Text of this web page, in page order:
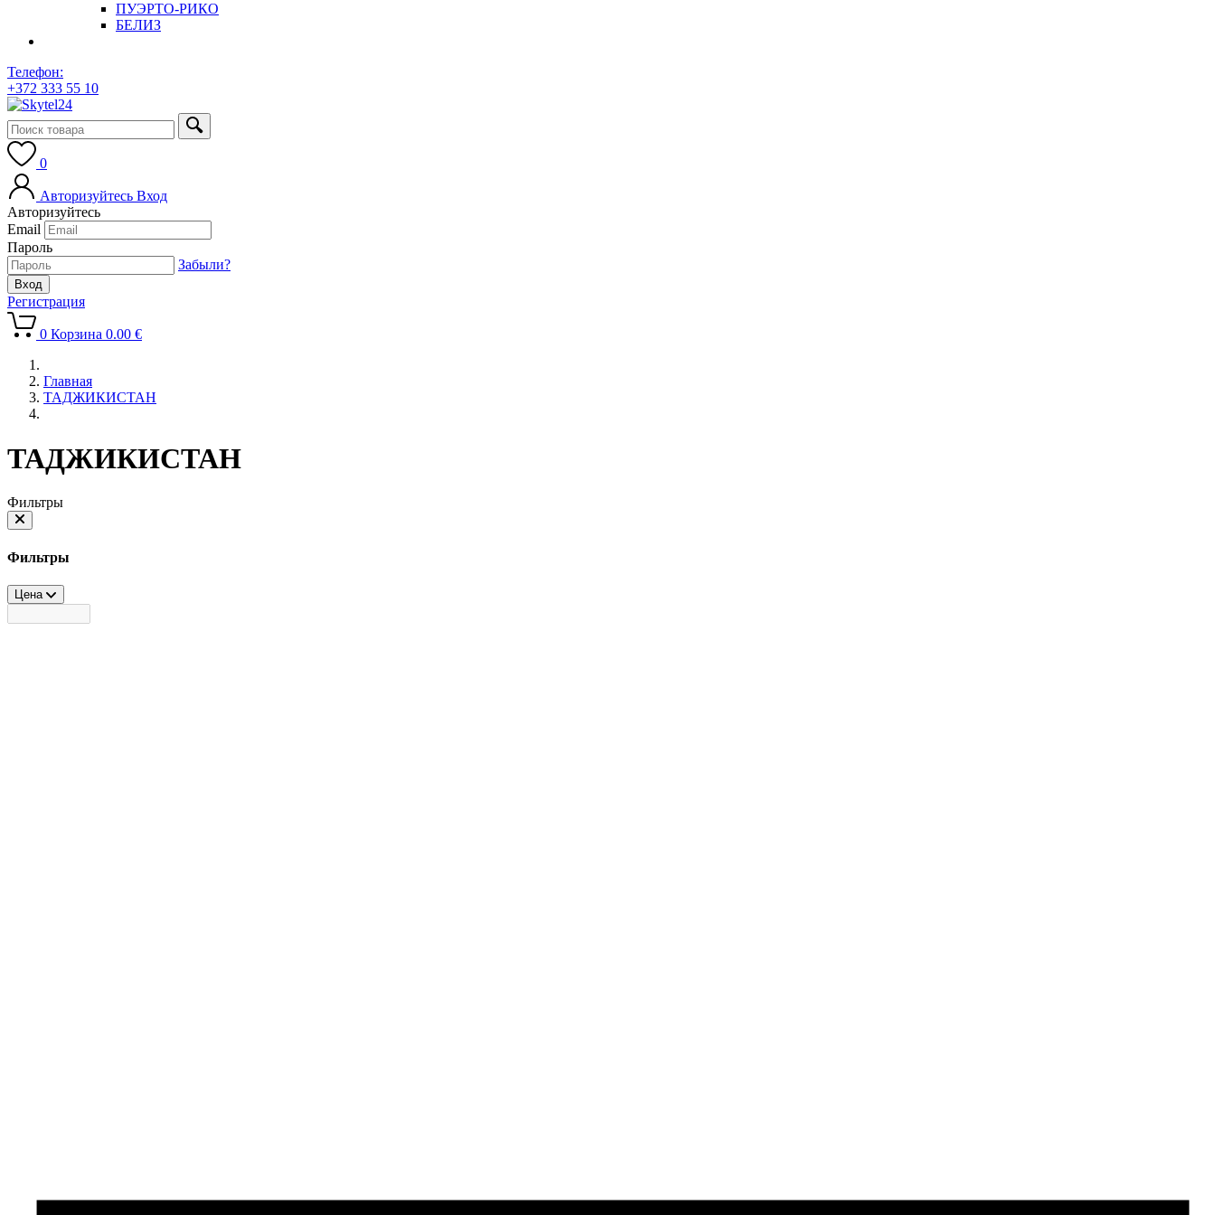
ПУЭРТО-РИКО
БЕЛИЗ
Телефон:
+372 333 55 10
0
Авторизуйтесь Вход
Авторизуйтесь
Email
Пароль
Забыли?
Регистрация
0 Корзина 0.00 €
Главная
ТАДЖИКИСТАН
ТАДЖИКИСТАН
Фильтры
Фильтры
Цена